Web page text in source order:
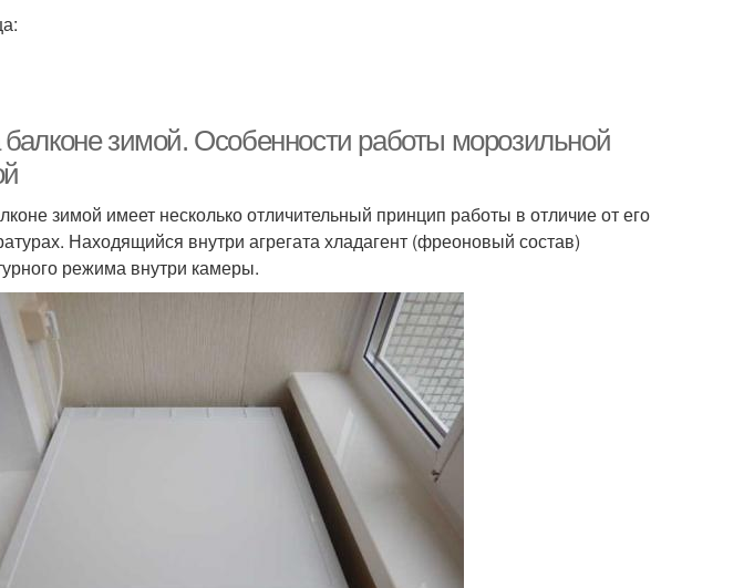
зимой. Особенности работы морозильной
зимой имеет несколько отличительный принцип работы в отличие от его
Находящийся внутри агрегата хладагент (фреоновый состав)
режима внутри камеры.